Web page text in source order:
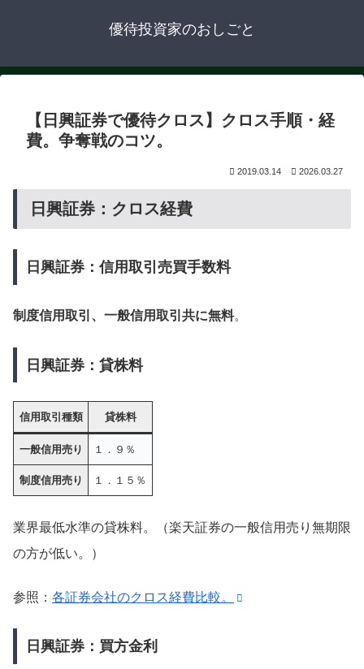
優待投資家のおしごと
【日興証券で優待クロス】クロス手順・経
費。争奪戦のコツ。
2019.03.14 2026.03.27
日興証券：クロス経費
日興証券：信用取引売買手数料
制度信用取引、一般信用取引共に無料。
日興証券：貸株料
信用取引種類 貸株料
一般信用売り １．９％
制度信用売り １．１５％
業界最低水準の貸株料。（楽天証券の一般信用売り無期限
の方が低い。）
参照： 各証券会社のクロス経費比較。
日興証券：買方金利